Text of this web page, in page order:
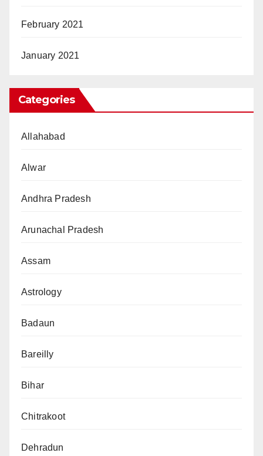
February 2021
January 2021
Categories
Allahabad
Alwar
Andhra Pradesh
Arunachal Pradesh
Assam
Astrology
Badaun
Bareilly
Bihar
Chitrakoot
Dehradun